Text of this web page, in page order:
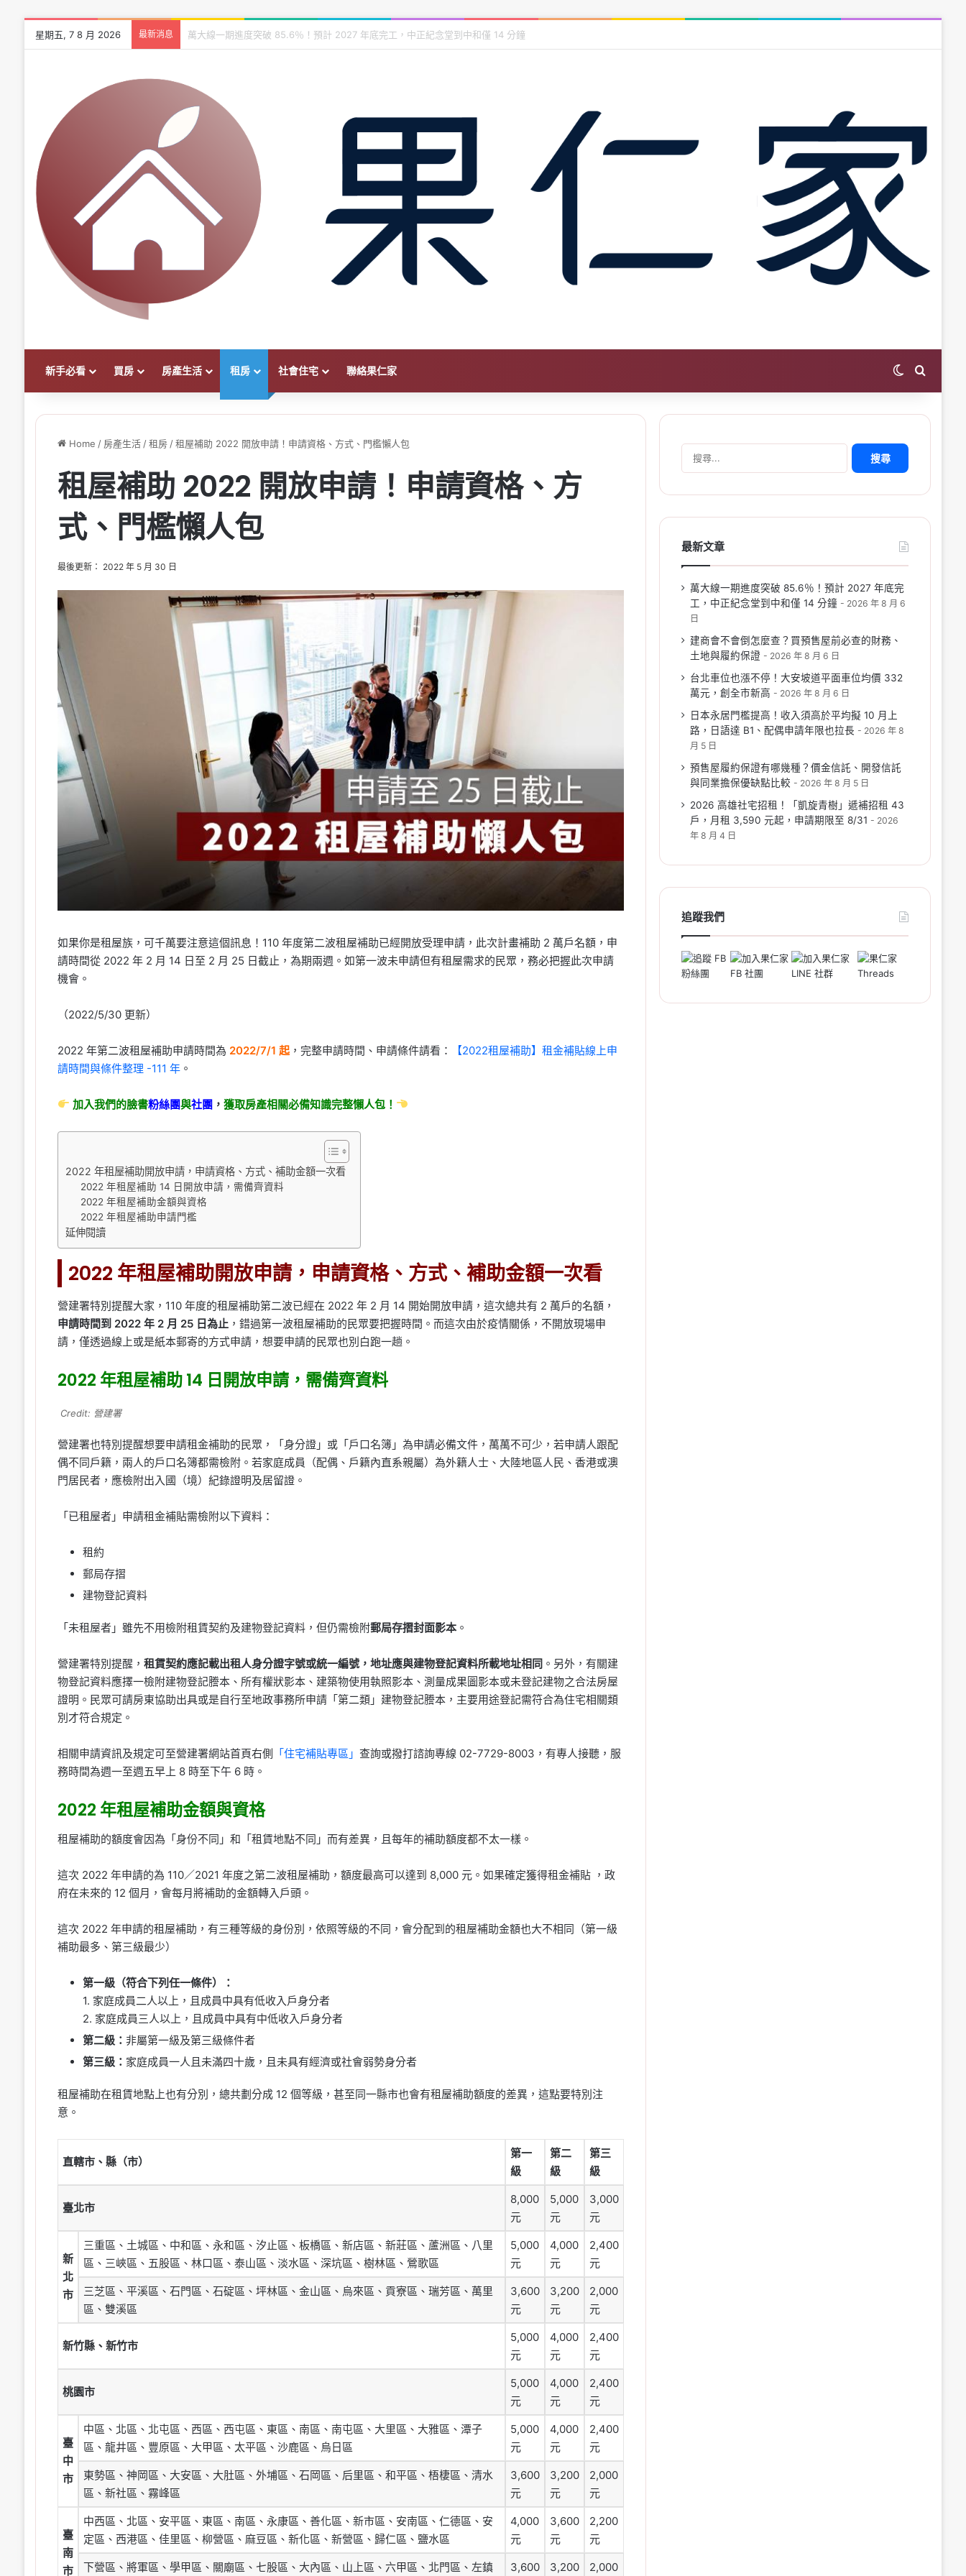
星期五, 7 8 月 2026 最新消息 建商會不會倒怎麼查？買預售屋前必查的財務、土地與履約保證
新手必看 買房 房產生活 租房 社會住宅 聯絡果仁家 Switch skin
Home / 房產生活 / 租房 / 租屋補助 2022 開放申請！申請資格、方式、門檻懶人包
租屋補助 2022 開放申請！申請資格、方
式、門檻懶人包
最後更新： 2022 年 5 月 30 日
如果你是租屋族，可千萬要注意這個訊息！110 年度第二波租屋補助已經開放受理申請，此次計畫補助 2 萬戶名額，申
請時間從 2022 年 2 月 14 日至 2 月 25 日截止，為期兩週。如第一波未申請但有租屋需求的民眾，務必把握此次申請
機會。
（2022/5/30 更新）
2022 年第二波租屋補助申請時間為 2022/7/1 起，完整申請時間、申請條件請看：
【2022租屋補助】租金補貼線上申
請時間與條件整理 -111 年。
加入我們的臉書粉絲團與社團 ， 獲取房產相關必備知識完整懶人包！
2022 年租屋補助開放申請，申請資格、方式、補助金額一次看
2022 年租屋補助 14 日開放申請，需備齊資料
2022 年租屋補助金額與資格
2022 年租屋補助申請門檻
延伸閱讀
2022 年租屋補助開放申請，申請資格、方式、補助金額一次看
營建署特別提醒大家，110 年度的租屋補助第二波已經在 2022 年 2 月 14 開始開放申請，這次總共有 2 萬戶的名額，
申請時間到 2022 年 2 月 25 日為止，錯過第一波租屋補助的民眾要把握時間。而這次由於疫情關係，不開放現場申
請，僅透過線上或是紙本郵寄的方式申請，想要申請的民眾也別白跑一趟。
2022 年租屋補助 14 日開放申請，需備齊資料
Credit: 營建署
營建署也特別提醒想要申請租金補助的民眾，「身分證」或「戶口名簿」為申請必備文件，萬萬不可少，若申請人跟配
偶不同戶籍，兩人的戶口名簿都需檢附。若家庭成員（配偶、戶籍內直系親屬）為外籍人士、大陸地區人民、香港或澳
門居民者，應檢附出入國（境）紀錄證明及居留證。
「已租屋者」申請租金補貼需檢附以下資料：
租約
郵局存摺
建物登記資料
「未租屋者」雖先不用檢附租賃契約及建物登記資料，但仍需檢附郵局存摺封面影本。
營建署特別提醒， 租賃契約應記載出租人身分證字號或統一編號，地址應與建物登記資料所載地址相同。另外，有關建
物登記資料應擇一檢附建物登記謄本、所有權狀影本、建築物使用執照影本、測量成果圖影本或未登記建物之合法房屋
證明。民眾可請房東協助出具或是自行至地政事務所申請「第二類」建物登記謄本，主要用途登記需符合為住宅相關類
別才符合規定。
相關申請資訊及規定可至營建署網站首頁右側 「住宅補貼專區」 查詢或撥打諮詢專線 02-7729-8003，有專人接聽，服
務時間為週一至週五早上 8 時至下午 6 時。
2022 年租屋補助金額與資格
租屋補助的額度會因為「身份不同」和「租賃地點不同」而有差異，且每年的補助額度都不太一樣。
這次 2022 年申請的為 110／2021 年度之第二波租屋補助，額度最高可以達到 8,000 元。如果確定獲得租金補貼 ，政
府在未來的 12 個月，會每月將補助的金額轉入戶頭。
這次 2022 年申請的租屋補助，有三種等級的身份別，依照等級的不同，會分配到的租屋補助金額也大不相同（第一級
補助最多、第三級最少）
第一級（符合下列任一條件）：
1. 家庭成員二人以上，且成員中具有低收入戶身分者
2. 家庭成員三人以上，且成員中具有中低收入戶身分者
第二級： 非屬第一級及第三級條件者
第三級： 家庭成員一人且未滿四十歲，且未具有經濟或社會弱勢身分者
租屋補助在租賃地點上也有分別，總共劃分成 12 個等級，甚至同一縣市也會有租屋補助額度的差異，這點要特別注
意。
直轄市、縣（市）
第一
級
第二
級
第三
級
臺北市
8,000
元
5,000
元
3,000
元
新
北
市
三重區、土城區、中和區、永和區、汐止區、板橋區、新店區、新莊區、蘆洲區、八里
區、三峽區、五股區、林口區、泰山區、淡水區、深坑區、樹林區、鶯歌區
5,000
元
4,000
元
2,400
元
三芝區、平溪區、石門區、石碇區、坪林區、金山區、烏來區、貢寮區、瑞芳區、萬里
區、雙溪區
3,600
元
3,200
元
2,000
元
新竹縣、新竹市
5,000
元
4,000
元
2,400
元
桃園市
5,000
元
4,000
元
2,400
元
臺
中
市
中區、北區、北屯區、西區、西屯區、東區、南區、南屯區、大里區、大雅區、潭子
區、龍井區、豐原區、大甲區、太平區、沙鹿區、烏日區
5,000
元
4,000
元
2,400
元
東勢區、神岡區、大安區、大肚區、外埔區、石岡區、后里區、和平區、梧棲區、清水
區、新社區、霧峰區
3,600
元
3,200
元
2,000
元
臺
南
市
中西區、北區、安平區、東區、南區、永康區、善化區、新市區、安南區、仁德區、安
定區、西港區、佳里區、柳營區、麻豆區、新化區、新營區、歸仁區、鹽水區
4,000
元
3,600
元
2,200
元
下營區、將軍區、學甲區、關廟區、七股區、大內區、山上區、六甲區、北門區、左鎮 3,600 3,200 2,000
搜
尋
鍵
最新文章
萬大線一期進度突破 85.6％！預計 2027 年底完
工，中正紀念堂到中和僅 14 分鐘
2026 年 8 月 6
日
建商會不會倒怎麼查？買預售屋前必查的財務、
土地與履約保證
2026 年 8 月 6 日
台北車位也漲不停！大安坡道平面車位均價 332
萬元，創全市新高
2026 年 8 月 6 日
日本永居門檻提高！收入須高於平均擬 10 月上
路，日語達 B1、配偶申請年限也拉長
2026 年 8
月 5 日
預售屋履約保證有哪幾種？價金信託、開發信託
與同業擔保優缺點比較
2026 年 8 月 5 日
2026 高雄社宅招租！「凱旋青樹」遞補招租 43
戶，月租 3,590 元起，申請期限至 8/31
2026
年 8 月 4 日
追蹤我們